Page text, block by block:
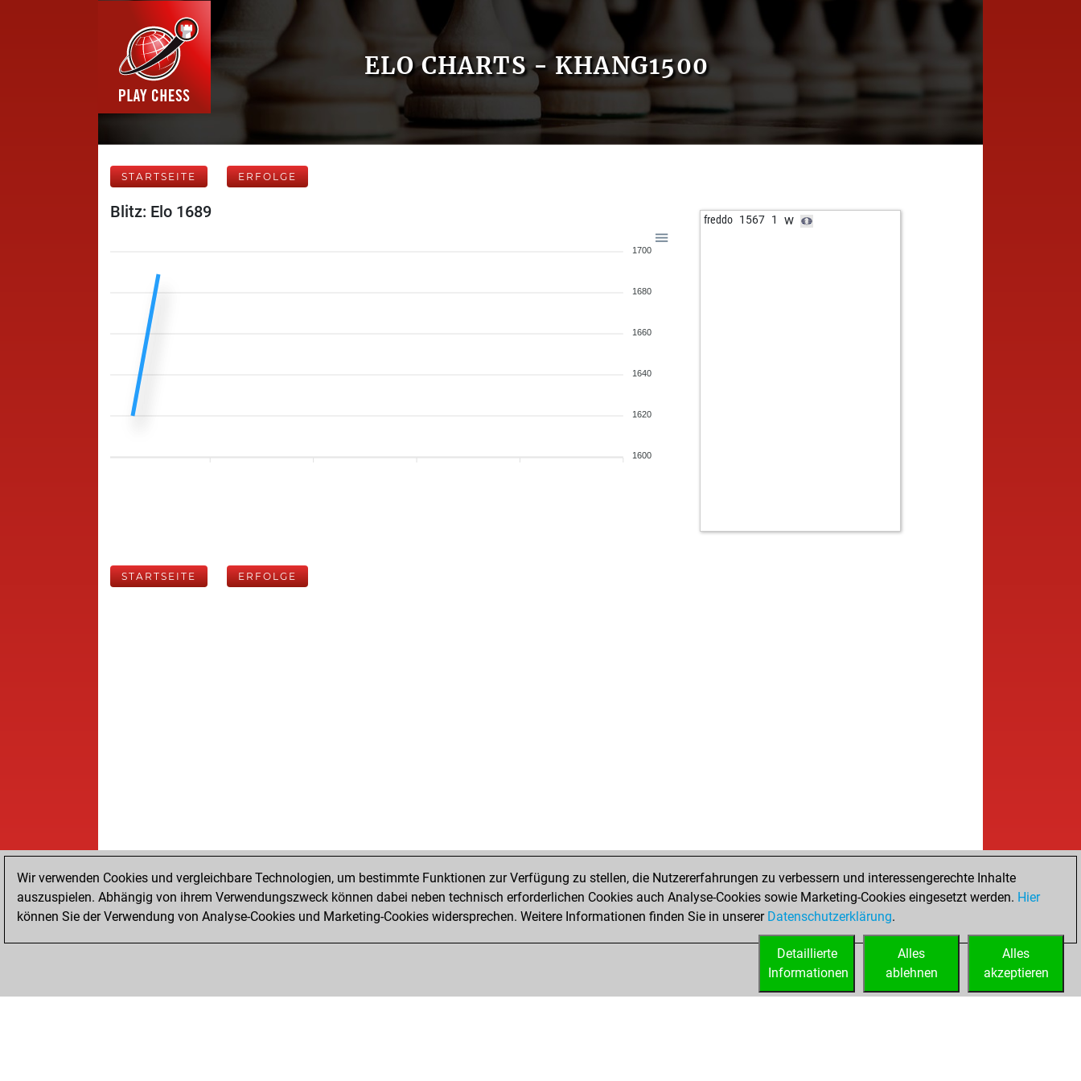
ELO CHARTS - KHANG1500
STARTSEITE ERFOLGE
Blitz: Elo 1689
1700
1680
1660
1640
1620
1600
freddo 1567 1 w
STARTSEITE ERFOLGE
Wir verwenden Cookies und vergleichbare Technologien, um bestimmte Funktionen zur Verfügung zu stellen, die Nutzererfahrungen zu verbessern und interessengerechte Inhalte
auszuspielen. Abhängig von ihrem Verwendungszweck können dabei neben technisch erforderlichen Cookies auch Analyse-Cookies sowie Marketing-Cookies eingesetzt werden. Hier
können Sie der Verwendung von Analyse-Cookies und Marketing-Cookies widersprechen. Weitere Informationen finden Sie in unserer Datenschutzerklärung.
Alles
akzeptieren
Alles
ablehnen
Detaillierte
Informationen